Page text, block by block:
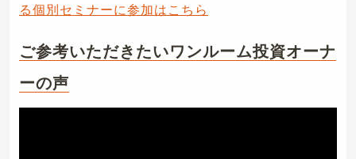
る個別セミナーに参加はこちら
ご参考いただきたいワンルーム投資オーナ
ーの声